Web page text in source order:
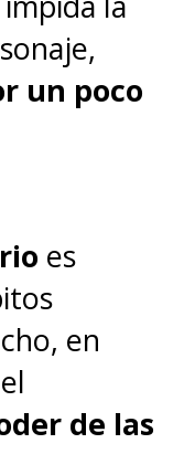
un poco
es
en
de las